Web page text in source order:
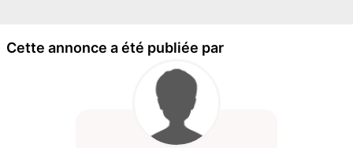
Cette annonce a été publiée par